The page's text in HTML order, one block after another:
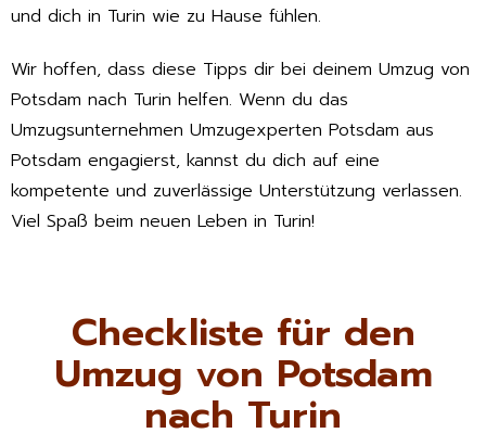
und dich in Turin wie zu Hause fühlen.
Wir hoffen, dass diese Tipps dir bei deinem Umzug von
Potsdam nach Turin helfen. Wenn du das
Umzugsunternehmen Umzugexperten Potsdam aus
Potsdam engagierst, kannst du dich auf eine
kompetente und zuverlässige Unterstützung verlassen.
Viel Spaß beim neuen Leben in Turin!
Checkliste für den
Umzug von Potsdam
nach Turin